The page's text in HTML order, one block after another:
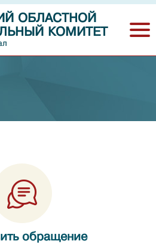
ОБЛАСТНОЙ
КОМИТЕТ
обращение